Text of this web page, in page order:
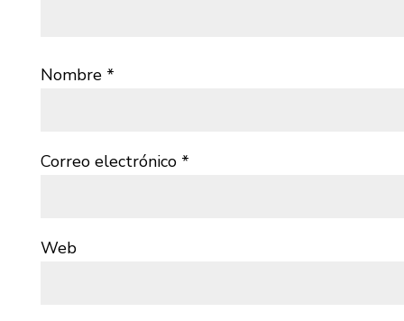
Nombre *
Correo electrónico *
Web